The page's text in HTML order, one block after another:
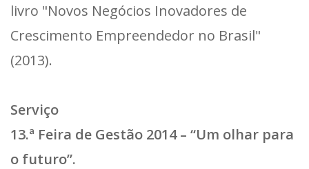
livro "Novos Negócios Inovadores de
Crescimento Empreendedor no Brasil"
(2013).
Serviço
13.ª Feira de Gestão 2014 – “Um olhar para
o futuro”.